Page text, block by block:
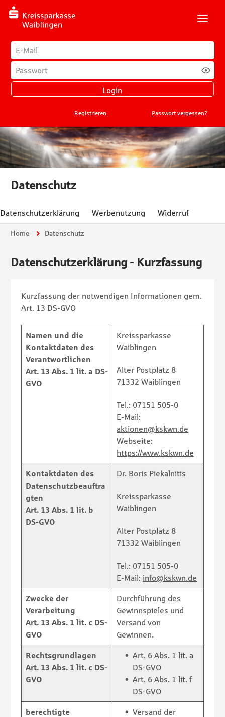
Login
E-Mail-Adresse
Passwort*
Login
Registrieren Passwort vergessen?
Datenschutz
dieser Seite:
Datenschutzerklärung Werbenutzung Widerruf
Du bist hier:
Home Datenschutz
Datenschutzerklärung - Kurzfassung
Kurzfassung der notwendigen Informationen gem.
Art. 13 DS-GVO
Namen und die
Kontaktdaten des
Verantwortlichen
Art. 13 Abs. 1 lit. a DS-
GVO
Kreissparkasse
Waiblingen
Alter Postplatz 8
71332 Waiblingen
Tel.: 07151 505-0
E-Mail:
aktionen@kskwn.de
Webseite:
https://www.kskwn.de
Kontaktdaten des
Datenschutzbeauftra
gten
Art. 13 Abs. 1 lit. b
DS-GVO
Dr. Boris Piekalnitis
Kreissparkasse
Waiblingen
Alter Postplatz 8
71332 Waiblingen
Tel.: 07151 505-0
E-Mail: info@kskwn.de
Zwecke der
Verarbeitung
Art. 13 Abs. 1 lit. c DS-
GVO
Durchführung des
Gewinnspieles und
Versand von
Gewinnen.
Rechtsgrundlagen
Art. 13 Abs. 1 lit. c DS-
GVO
Art. 6 Abs. 1 lit. a
DS-GVO
Art. 6 Abs. 1 lit. f
DS-GVO
berechtigte
Versand der